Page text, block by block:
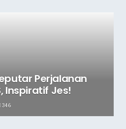
Perjalanan
Inspiratif Jes!
346